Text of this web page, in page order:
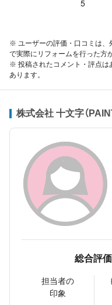
※ ユーザーの評価・口コミは、
で実際にリフォームを行った方
※ 投稿されたコメント・評点は
あります。
株式会社 十文字（
総合評価
担当者の
印象